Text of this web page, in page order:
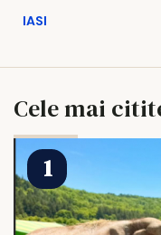
IASI
Cele mai